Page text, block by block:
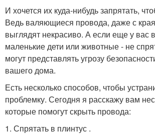
И хочется их куда-нибудь запрятать,
Ведь валяющиеся провода, даже с
выглядят некрасиво. А если еще у вас
маленькие дети или животные - не
могут представлять угрозу
вашего дома.
Есть несколько способов, чтобы
проблемку. Сегодня я расскажу вам
которые помогут скрыть провода:
1. Спрятать в плинтус .